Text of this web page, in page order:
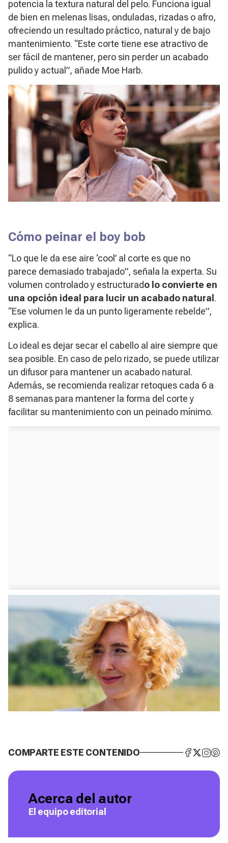
potencia la textura natural del pelo. Funciona igual
de bien en melenas lisas, onduladas, rizadas o afro,
ofreciendo un resultado práctico, natural y de bajo
mantenimiento. “Este corte tiene ese atractivo de
ser fácil de mantener, pero sin perder un acabado
pulido y actual”, añade Moe Harb.
Cómo peinar el boy bob
“Lo que le da ese aire ‘cool’ al corte es que no
parece demasiado trabajado”, señala la experta. Su
volumen controlado y estructurado lo convierte en
una opción ideal para lucir un acabado natural.
“Ese volumen le da un punto ligeramente rebelde”,
explica.
Lo ideal es dejar secar el cabello al aire siempre que
sea posible. En caso de pelo rizado, se puede utilizar
un difusor para mantener un acabado natural.
Además, se recomienda realizar retoques cada 6 a
8 semanas para mantener la forma del corte y
facilitar su mantenimiento con un peinado mínimo.
COMPARTE ESTE CONTENIDO
Acerca del autor
El equipo editorial